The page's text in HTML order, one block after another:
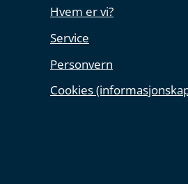
Hvem er vi?
Service
Personvern
Cookies